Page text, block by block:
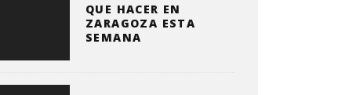
QUE HACER EN
ZARAGOZA ESTA
SEMANA